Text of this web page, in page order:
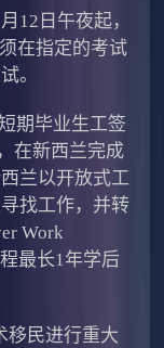
12日午夜起，
在指定的考试
。
期毕业生工签
在新西兰完成
兰以开放式工
找工作，并转
Work
最长1年学后
移民进行重大